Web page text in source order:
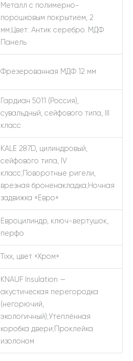
Металл с полимерно-
порошковым покрытием, 2
мм;Цвет: Антик серебро. МДФ
Панель
Фрезерованная МДФ 12 мм
Гардиан 5011 (Россия),
сувальдный, сейфового типа, III
класс
KALE 287D, цилиндровый,
сейфового типа, IV
класс;Поворотные ригели,
врезная броненакладка;Ночная
задвижка «Евро»
Евроцилиндр, ключ-вертушок,
перфо
Tixx, цвет «Хром»
KNAUF Insulation —
акустическая перегородка
(негорючий,
экологичный);Утеплённая
коробка двери;Проклейка
изолоном